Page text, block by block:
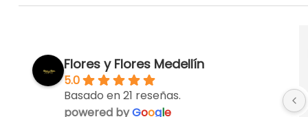
Flores y Flores Medellín
5.0
Basado en 21 reseñas.
powered byGoogle